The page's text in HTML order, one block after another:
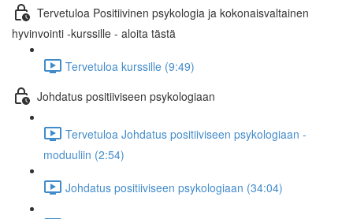
Tervetuloa Positiivinen psykologia ja kokonaisvaltainen
hyvinvointi -kurssille - aloita tästä
Tervetuloa kurssille (9:49)
Johdatus positiiviseen psykologiaan
Tervetuloa Johdatus positiiviseen psykologiaan -
moduuliin (2:54)
Johdatus positiiviseen psykologiaan (34:04)